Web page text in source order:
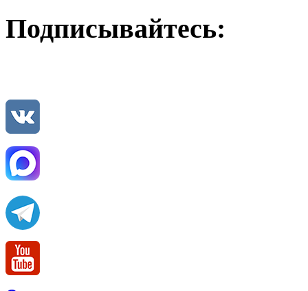
Подписывайтесь: